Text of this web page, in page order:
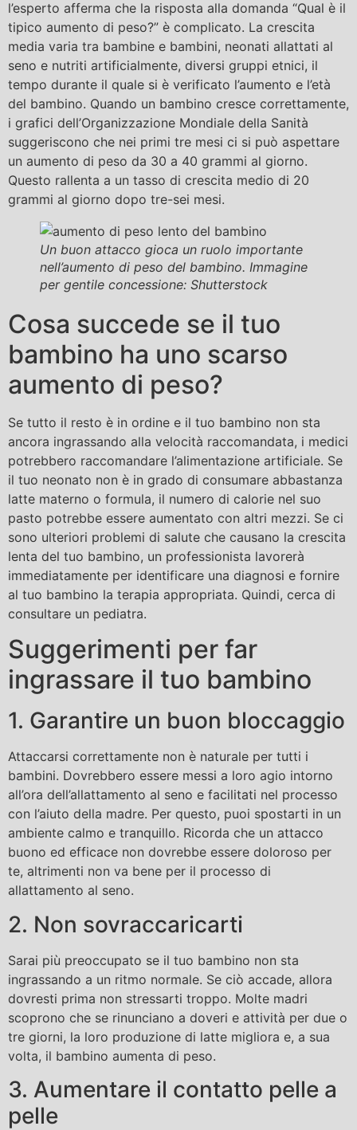
l’esperto afferma che la risposta alla domanda “Qual è il
tipico aumento di peso?” è complicato. La crescita
media varia tra bambine e bambini, neonati allattati al
seno e nutriti artificialmente, diversi gruppi etnici, il
tempo durante il quale si è verificato l’aumento e l’età
del bambino. Quando un bambino cresce correttamente,
i grafici dell’Organizzazione Mondiale della Sanità
suggeriscono che nei primi tre mesi ci si può aspettare
un aumento di peso da 30 a 40 grammi al giorno.
Questo rallenta a un tasso di crescita medio di 20
grammi al giorno dopo tre-sei mesi.
Un buon attacco gioca un ruolo importante
nell’aumento di peso del bambino. Immagine
per gentile concessione: Shutterstock
Cosa succede se il tuo
bambino ha uno scarso
aumento di peso?
Se tutto il resto è in ordine e il tuo bambino non sta
ancora ingrassando alla velocità raccomandata, i medici
potrebbero raccomandare l’alimentazione artificiale. Se
il tuo neonato non è in grado di consumare abbastanza
latte materno o formula, il numero di calorie nel suo
pasto potrebbe essere aumentato con altri mezzi. Se ci
sono ulteriori problemi di salute che causano la crescita
lenta del tuo bambino, un professionista lavorerà
immediatamente per identificare una diagnosi e fornire
al tuo bambino la terapia appropriata. Quindi, cerca di
consultare un pediatra.
Suggerimenti per far
ingrassare il tuo bambino
1. Garantire un buon bloccaggio
Attaccarsi correttamente non è naturale per tutti i
bambini. Dovrebbero essere messi a loro agio intorno
all’ora dell’allattamento al seno e facilitati nel processo
con l’aiuto della madre. Per questo, puoi spostarti in un
ambiente calmo e tranquillo. Ricorda che un attacco
buono ed efficace non dovrebbe essere doloroso per
te, altrimenti non va bene per il processo di
allattamento al seno.
2. Non sovraccaricarti
Sarai più preoccupato se il tuo bambino non sta
ingrassando a un ritmo normale. Se ciò accade, allora
dovresti prima non stressarti troppo. Molte madri
scoprono che se rinunciano a doveri e attività per due o
tre giorni, la loro produzione di latte migliora e, a sua
volta, il bambino aumenta di peso.
3. Aumentare il contatto pelle a
pelle